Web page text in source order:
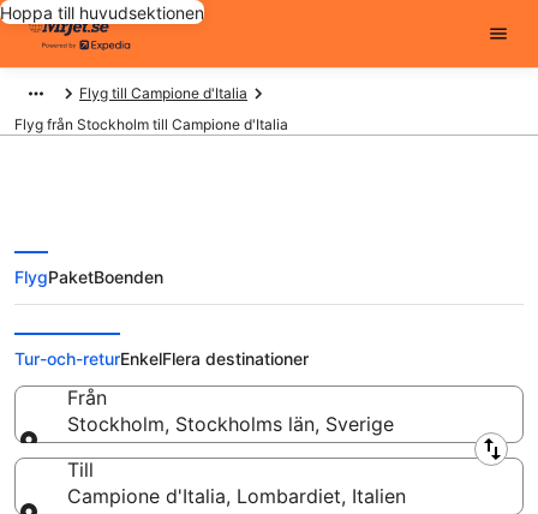
Hoppa till huvudsektionen
Flyg till Campione d'Italia
Flyg från Stockholm till Campione d'Italia
Flyg från Stockholm till Campione
d'Italia från
FlygPaketBoenden
Tur-och-returEnkelFlera destinationer
Från
Stockholm, Stockholms län, Sverige
Från
Till
Campione d'Italia, Lombardiet, Italien